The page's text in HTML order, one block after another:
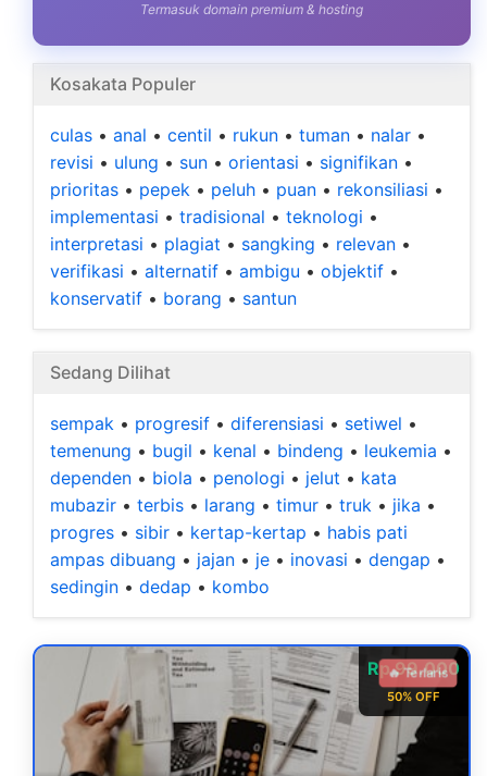
Termasuk domain premium & hosting
Kosakata Populer
culas • anal • centil • rukun • tuman • nalar •
revisi • ulung • sun • orientasi • signifikan •
prioritas • pepek • peluh • puan • rekonsiliasi •
implementasi • tradisional • teknologi •
interpretasi • plagiat • sangking • relevan •
verifikasi • alternatif • ambigu • objektif •
konservatif • borang • santun
Sedang Dilihat
sempak • progresif • diferensiasi • setiwel •
temenung • bugil • kenal • bindeng • leukemia •
dependen • biola • penologi • jelut • kata
mubazir • terbis • larang • timur • truk • jika •
progres • sibir • kertap-kertap • habis pati
ampas dibuang • jajan • je • inovasi • dengap •
sedingin • dedap • kombo
Rp 99.000
50% OFF
🔥 Terlaris